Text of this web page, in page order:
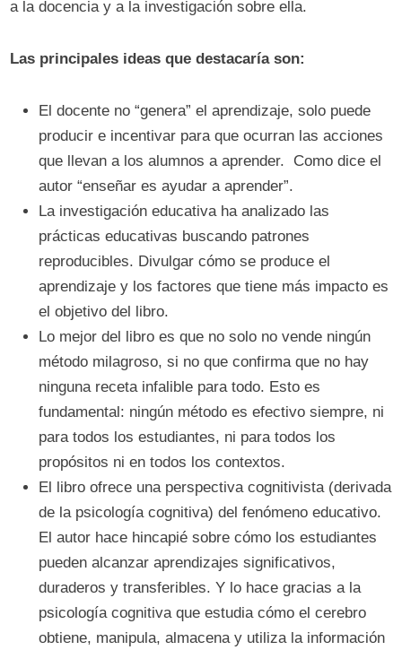
a la docencia y a la investigación sobre ella.
Las principales ideas que destacaría son:
El docente no “genera” el aprendizaje, solo puede
producir e incentivar para que ocurran las acciones
que llevan a los alumnos a aprender. Como dice el
autor “enseñar es ayudar a aprender”.
La investigación educativa ha analizado las
prácticas educativas buscando patrones
reproducibles. Divulgar cómo se produce el
aprendizaje y los factores que tiene más impacto es
el objetivo del libro.
Lo mejor del libro es que no solo no vende ningún
método milagroso, si no que confirma que no hay
ninguna receta infalible para todo. Esto es
fundamental: ningún método es efectivo siempre, ni
para todos los estudiantes, ni para todos los
propósitos ni en todos los contextos.
El libro ofrece una perspectiva cognitivista (derivada
de la psicología cognitiva) del fenómeno educativo.
El autor hace hincapié sobre cómo los estudiantes
pueden alcanzar aprendizajes significativos,
duraderos y transferibles. Y lo hace gracias a la
psicología cognitiva que estudia cómo el cerebro
obtiene, manipula, almacena y utiliza la información